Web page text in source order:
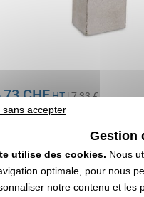
CHFHT| 7,33 €
DEVIS EXPRESS
sans accepter
Gestion
utilise des cookies. Nous
optimale, pour nous
notre contenu et les